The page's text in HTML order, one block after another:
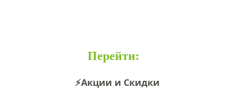
Перейти:
⚡Акции и Скидки